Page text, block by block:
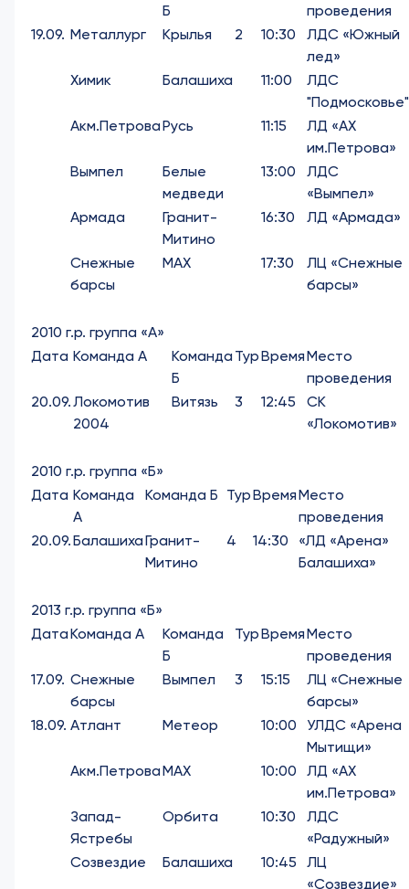
Б
проведения
19.09. Металлург Крылья 2 10:30
ЛДС «Южный
лед»
Химик
Балашиха 11:00
ЛДС
"Подмосковье"
Акм.ПетроваРусь 11:15
ЛД «АХ
им.Петрова»
Вымпел
Белые
медведи
13:00
ЛДС
«Вымпел»
Армада
Гранит-
Митино
16:30 ЛД «Армада»
Снежные
барсы
МАХ 17:30
ЛЦ «Снежные
барсы»
2010 г.р. группа «А»
Дата Команда А
Команда
Б
ТурВремяМесто
проведения
20.09.Локомотив
2004
Витязь 3 12:45
СК
«Локомотив»
2010 г.р. группа «Б»
Дата Команда
А
Команда Б ТурВремяМесто
проведения
20.09.БалашихаГранит-
Митино
4 14:30
«ЛД «Арена»
Балашиха»
2013 г.р. группа «Б»
ДатаКоманда А
Команда
Б
ТурВремяМесто
проведения
17.09. Снежные
барсы
Вымпел 3 15:15
ЛЦ «Снежные
барсы»
18.09. Атлант Метеор 10:00
УЛДС «Арена
Мытищи»
Акм.ПетроваМАХ 10:00
ЛД «АХ
им.Петрова»
Запад-
Ястребы
Орбита 10:30
ЛДС
«Радужный»
Созвездие
Балашиха 10:45
ЛЦ
«Созвездие»